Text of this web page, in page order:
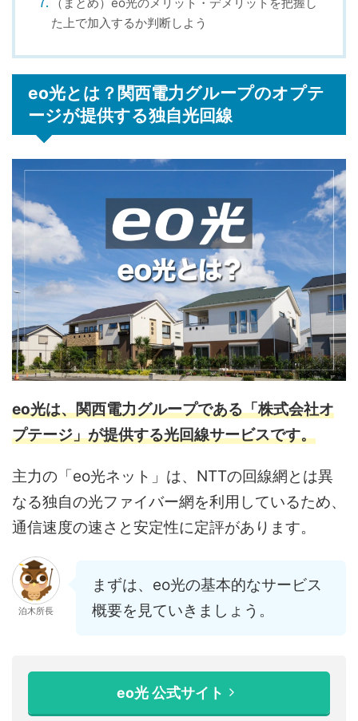
た上で加入するか判断しよう
eo光とは？関西電力グループのオプテ
ージが提供する独自光回線
eo光は、関西電力グループである「株式会社オ
プテージ」が提供する光回線サービスです。
主力の「eo光ネット」は、NTTの回線網とは異
なる独自の光ファイバー網を利用しているため、
通信速度の速さと安定性に定評があります。
泊木所長
まずは、eo光の基本的なサービス
概要を見ていきましょう。
eo光 公式サイト